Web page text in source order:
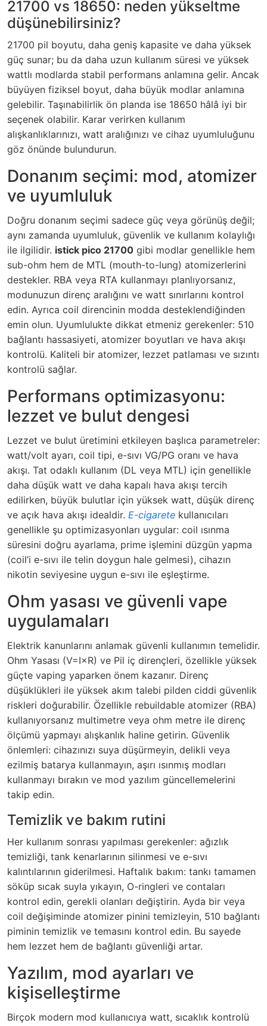
21700 vs 18650: neden yükseltme
düşünebilirsiniz?
21700 pil boyutu, daha geniş kapasite ve daha yüksek
güç sunar; bu da daha uzun kullanım süresi ve yüksek
wattlı modlarda stabil performans anlamına gelir. Ancak
büyüyen fiziksel boyut, daha büyük modlar anlamına
gelebilir. Taşınabilirlik ön planda ise 18650 hâlâ iyi bir
seçenek olabilir. Karar verirken kullanım
alışkanlıklarınızı, watt aralığınızı ve cihaz uyumluluğunu
göz önünde bulundurun.
Donanım seçimi: mod, atomizer
ve uyumluluk
Doğru donanım seçimi sadece güç veya görünüş değil;
aynı zamanda uyumluluk, güvenlik ve kullanım kolaylığı
ile ilgilidir. istick pico 21700 gibi modlar genellikle hem
sub-ohm hem de MTL (mouth-to-lung) atomizerlerini
destekler. RBA veya RTA kullanmayı planlıyorsanız,
modunuzun direnç aralığını ve watt sınırlarını kontrol
edin. Ayrıca coil direncinin modda desteklendiğinden
emin olun. Uyumlulukte dikkat etmeniz gerekenler: 510
bağlantı hassasiyeti, atomizer boyutları ve hava akışı
kontrolü. Kaliteli bir atomizer, lezzet patlaması ve sızıntı
kontrolü sağlar.
Performans optimizasyonu:
lezzet ve bulut dengesi
Lezzet ve bulut üretimini etkileyen başlıca parametreler:
watt/volt ayarı, coil tipi, e-sıvı VG/PG oranı ve hava
akışı. Tat odaklı kullanım (DL veya MTL) için genellikle
daha düşük watt ve daha kapalı hava akışı tercih
edilirken, büyük bulutlar için yüksek watt, düşük direnç
ve açık hava akışı idealdir. E-cigarete kullanıcıları
genellikle şu optimizasyonları uygular: coil ısınma
süresini doğru ayarlama, prime işlemini düzgün yapma
(coil’i e-sıvı ile telin doygun hale gelmesi), cihazın
nikotin seviyesine uygun e-sıvı ile eşleştirme.
Ohm yasası ve güvenli vape
uygulamaları
Elektrik kanunlarını anlamak güvenli kullanımın temelidir.
Ohm Yasası (V=I×R) ve Pil iç dirençleri, özellikle yüksek
güçte vaping yaparken önem kazanır. Direnç
düşüklükleri ile yüksek akım talebi pilden ciddi güvenlik
riskleri doğurabilir. Özellikle rebuildable atomizer (RBA)
kullanıyorsanız multimetre veya ohm metre ile direnç
ölçümü yapmayı alışkanlık haline getirin. Güvenlik
önlemleri: cihazınızı suya düşürmeyin, delikli veya
ezilmiş batarya kullanmayın, aşırı ısınmış modları
kullanmayı bırakın ve mod yazılım güncellemelerini
takip edin.
Temizlik ve bakım rutini
Her kullanım sonrası yapılması gerekenler: ağızlık
temizliği, tank kenarlarının silinmesi ve e-sıvı
kalıntılarının giderilmesi. Haftalık bakım: tankı tamamen
söküp sıcak suyla yıkayın, O-ringleri ve contaları
kontrol edin, gerekli olanları değiştirin. Ayda bir veya
coil değişiminde atomizer pinini temizleyin, 510 bağlantı
piminin temizlik ve temasını kontrol edin. Bu sayede
hem lezzet hem de bağlantı güvenliği artar.
Yazılım, mod ayarları ve
kişiselleştirme
Birçok modern mod kullanıcıya watt, sıcaklık kontrolü